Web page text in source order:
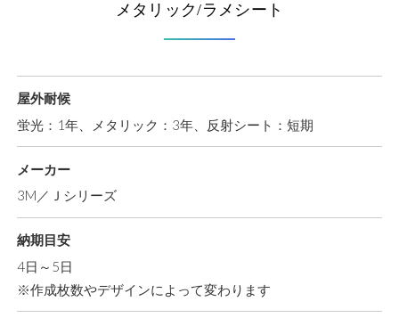
メタリック/ラメシート
屋外耐候
蛍光：1年、メタリック：3年、反射シート：短期
メーカー
3M／Ｊシリーズ
納期目安
4日～5日
※作成枚数やデザインによって変わります